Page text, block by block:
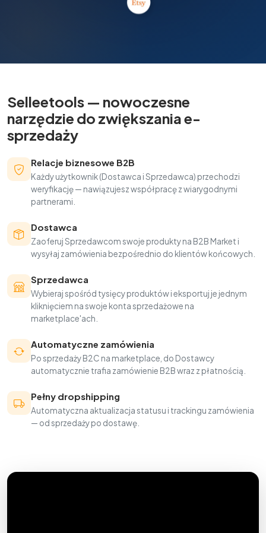
Selleetools — nowoczesne
narzędzie do zwiększania e-
sprzedaży
Relacje biznesowe B2B
Każdy użytkownik (Dostawca i Sprzedawca) przechodzi
weryfikację — nawiązujesz współpracę z wiarygodnymi
partnerami.
Dostawca
Zaoferuj Sprzedawcom swoje produkty na B2B Market i
wysyłaj zamówienia bezpośrednio do klientów końcowych.
Sprzedawca
Wybieraj spośród tysięcy produktów i eksportuj je jednym
kliknięciem na swoje konta sprzedażowe na
marketplace'ach.
Automatyczne zamówienia
Po sprzedaży B2C na marketplace, do Dostawcy
automatycznie trafia zamówienie B2B wraz z płatnością.
Pełny dropshipping
Automatyczna aktualizacja statusu i trackingu zamówienia
— od sprzedaży po dostawę.